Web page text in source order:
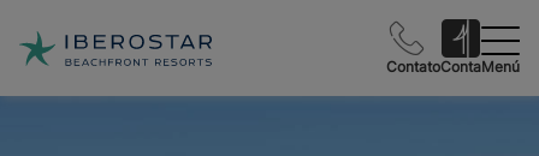
ContatoContaMenú